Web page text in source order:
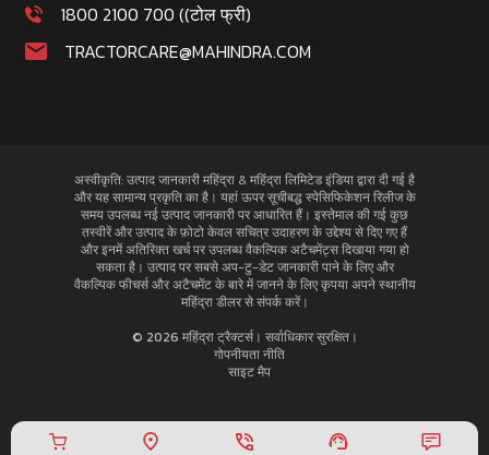
1800 2100 700 ((टोल फ्री)
TRACTORCARE@MAHINDRA.COM
अस्वीकृति: उत्पाद जानकारी महिंद्रा & महिंद्रा लिमिटेड इंडिया द्वारा दी गई है
और यह सामान्य प्रकृति का है। यहां ऊपर सूचीबद्ध स्पेसिफिकेशन रिलीज के
समय उपलब्ध नई उत्पाद जानकारी पर आधारित हैं। इस्तेमाल की गई कुछ
तस्वीरें और उत्पाद के फ़ोटो केवल सचित्र उदाहरण के उद्देश्य से दिए गए हैं
और इनमें अतिरिक्त खर्च पर उपलब्ध वैकल्पिक अटैचमेंट्स दिखाया गया हो
सकता है। उत्पाद पर सबसे अप-टु-डेट जानकारी पाने के लिए और
वैकल्पिक फीचर्स और अटैचमेंट के बारे में जानने के लिए कृपया अपने स्थानीय
महिंद्रा डीलर से संपर्क करें।
© 2026 महिंद्रा ट्रैक्टर्स। सर्वाधिकार सुरक्षित।
गोपनीयता नीति
साइट मैप